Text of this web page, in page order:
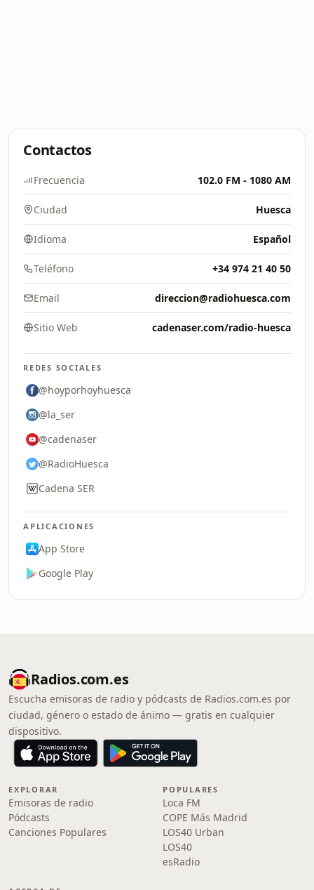
Contactos
Frecuencia 102.0 FM - 1080 AM
Ciudad Huesca
Idioma Español
Teléfono +34 974 21 40 50
Email direccion@radiohuesca.com
Sitio Web cadenaser.com/radio-huesca
REDES SOCIALES
@hoyporhoyhuesca
@la_ser
@cadenaser
@RadioHuesca
Cadena SER
APLICACIONES
App Store
Google Play
Radios.com.es
Escucha emisoras de radio y pódcasts de Radios.com.es por
ciudad, género o estado de ánimo — gratis en cualquier
dispositivo.
EXPLORAR
Emisoras de radio
Pódcasts
Canciones Populares
POPULARES
Loca FM
COPE Más Madrid
LOS40 Urban
LOS40
esRadio